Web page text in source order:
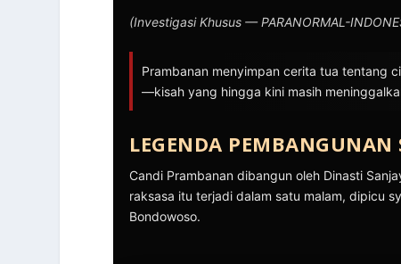
(Investigasi Khusus — PARANORMAL-
Prambanan menyimpan cerita tua tentang
—kisah yang hingga kini masih
LEGENDA PEMBANGUNAN
Candi Prambanan dibangun oleh Dinasti
raksasa itu terjadi dalam satu malam, dipicu
Bondowoso.